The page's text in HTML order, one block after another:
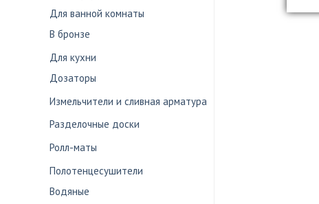
Для ванной комнаты
В бронзе
Для кухни
Дозаторы
Измельчители и сливная арматура
Разделочные доски
Ролл-маты
Полотенцесушители
Водяные